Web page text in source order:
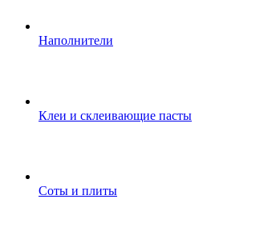
Наполнители
Клеи и склеивающие пасты
Соты и плиты